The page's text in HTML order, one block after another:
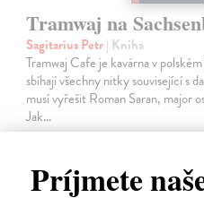
Príjmete
Tramwaj na
Sagitarius Petr| Kniha
Tramwaj Cafe je kavárna v
sbíhají všechny nitky související s
musí vyřešit Roman Saran, major
Jak…
Zasielame do 12 dní
15,91 €